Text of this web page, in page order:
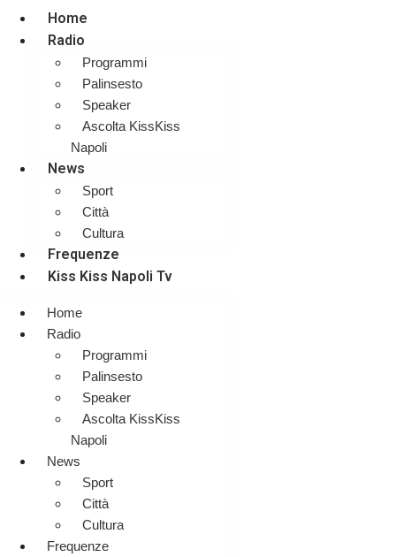
Home
Radio
Programmi
Palinsesto
Speaker
Ascolta KissKiss
Napoli
News
Sport
Città
Cultura
Frequenze
Kiss Kiss Napoli Tv
Home
Radio
Programmi
Palinsesto
Speaker
Ascolta KissKiss
Napoli
News
Sport
Città
Cultura
Frequenze